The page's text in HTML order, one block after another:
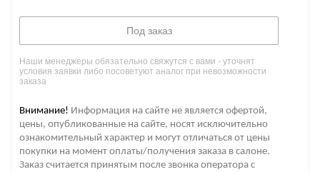
Под заказ
Наши менеджеры обязательно свяжутся с вами - уточнят
условия заявки либо посоветуют аналог при невозможности
заказа
Внимание! Информация на сайте не является офертой,
цены, опубликованные на сайте, носят исключительно
ознакомительный характер и могут отличаться от цены
покупки на момент оплаты/получения заказа в салоне.
Заказ считается принятым после звонка оператора с